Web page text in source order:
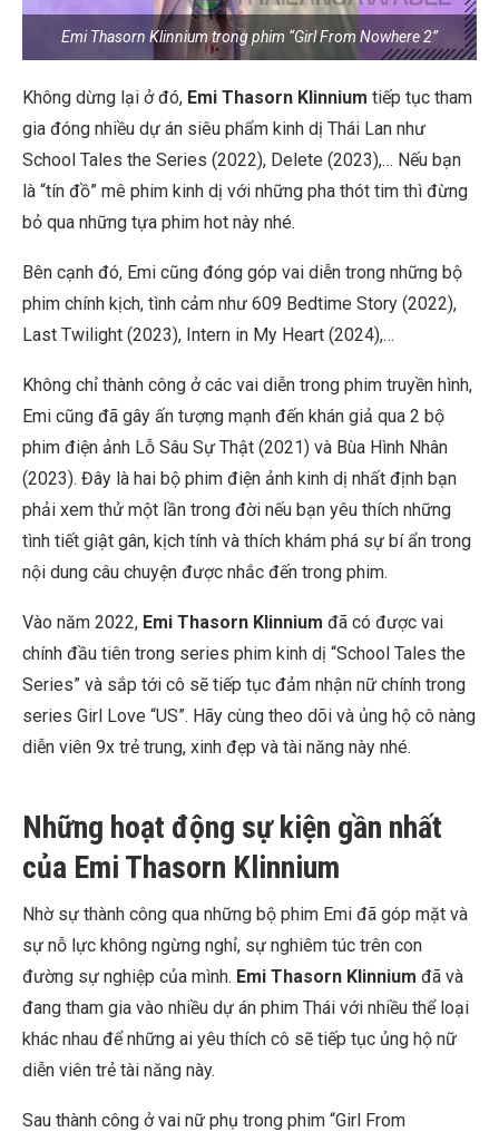
Emi Thasorn Klinnium trong phim “Girl From Nowhere 2”
Không dừng lại ở đó, Emi Thasorn Klinnium tiếp tục tham
gia đóng nhiều dự án siêu phẩm kinh dị Thái Lan như
School Tales the Series (2022), Delete (2023),… Nếu bạn
là “tín đồ” mê phim kinh dị với những pha thót tim thì đừng
bỏ qua những tựa phim hot này nhé.
Bên cạnh đó, Emi cũng đóng góp vai diễn trong những bộ
phim chính kịch, tình cảm như 609 Bedtime Story (2022),
Last Twilight (2023), Intern in My Heart (2024),…
Không chỉ thành công ở các vai diễn trong phim truyền hình,
Emi cũng đã gây ấn tượng mạnh đến khán giả qua 2 bộ
phim điện ảnh Lỗ Sâu Sự Thật (2021) và Bùa Hình Nhân
(2023). Đây là hai bộ phim điện ảnh kinh dị nhất định bạn
phải xem thử một lần trong đời nếu bạn yêu thích những
tình tiết giật gân, kịch tính và thích khám phá sự bí ẩn trong
nội dung câu chuyện được nhắc đến trong phim.
Vào năm 2022, Emi Thasorn Klinnium đã có được vai
chính đầu tiên trong series phim kinh dị “School Tales the
Series” và sắp tới cô sẽ tiếp tục đảm nhận nữ chính trong
series Girl Love “US”. Hãy cùng theo dõi và ủng hộ cô nàng
diễn viên 9x trẻ trung, xinh đẹp và tài năng này nhé.
Những hoạt động sự kiện gần nhất
của Emi Thasorn Klinnium
Nhờ sự thành công qua những bộ phim Emi đã góp mặt và
sự nỗ lực không ngừng nghỉ, sự nghiêm túc trên con
đường sự nghiệp của mình. Emi Thasorn Klinnium đã và
đang tham gia vào nhiều dự án phim Thái với nhiều thể loại
khác nhau để những ai yêu thích cô sẽ tiếp tục ủng hộ nữ
diễn viên trẻ tài năng này.
Sau thành công ở vai nữ phụ trong phim “Girl From